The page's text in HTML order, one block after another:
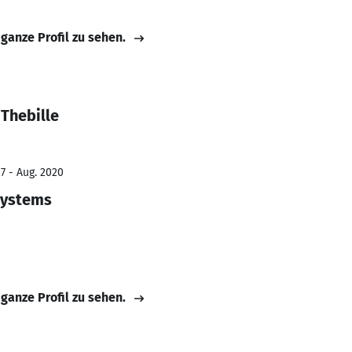
Profil zu sehen.
- Aug. 2020
Profil zu sehen.